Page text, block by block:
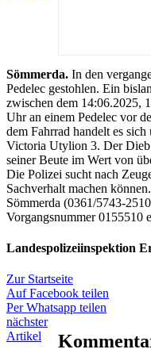
Sömmerda. In den
Pedelec gestohlen. Ein
zwischen dem 14:06.2025,
Uhr an einem Pedelec vor
dem Fahrrad handelt es
Victoria Utylion 3. Der Dieb
seiner Beute im Wert von
Die Polizei sucht nach
Sachverhalt machen
Sömmerda (0361/5743-
Vorgangsnummer 0155510
Landespolizeiinspektion
Zur Startseite
Auf Facebook teilen
Per Whatsapp teilen
nächster
Artikel